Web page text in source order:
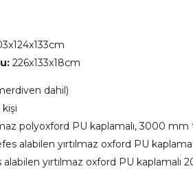
226x133x18cm
dahil)
kişi
polyoxford PU kaplamalı, 3000
alabilen yırtılmaz oxford PU
yırtılmaz oxford PU kaplamalı